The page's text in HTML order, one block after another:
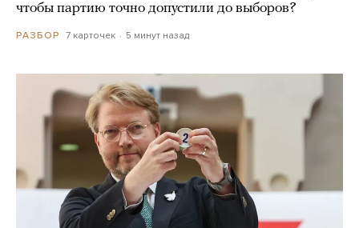
чтобы партию точно допустили до выборов?
РАЗБОР 7 карточек 5 минут назад